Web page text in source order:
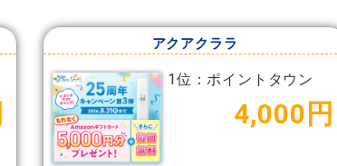
アクアクララ
1位：ポイントタウン
4,000円